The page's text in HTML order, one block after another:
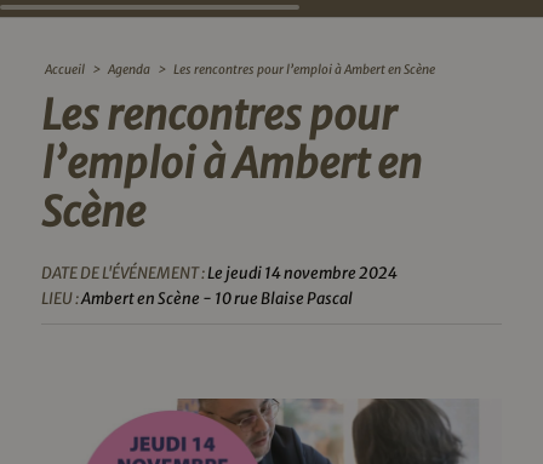
Accueil > Agenda > Les rencontres pour l’emploi à Ambert en Scène
Les rencontres pour
l’emploi à Ambert en
Scène
DATE DE L'ÉVÉNEMENT :Le jeudi 14 novembre 2024
LIEU :Ambert en Scène - 10 rue Blaise Pascal